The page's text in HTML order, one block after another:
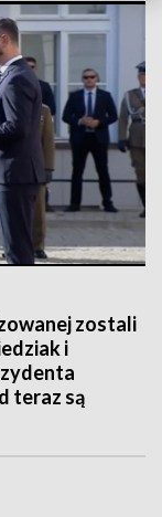
zostali
i
teraz są